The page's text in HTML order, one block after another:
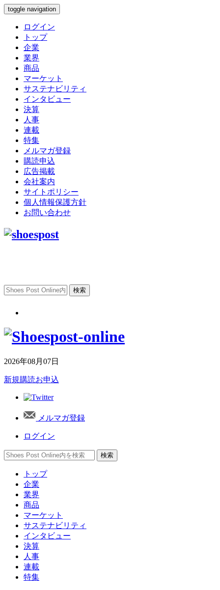
toggle navigation
ログイン
トップ
企業
業界
商品
マーケット
サステナビリティ
インタビュー
決算
人事
連載
特集
メルマガ登録
購読申込
広告掲載
会社案内
サイトポリシー
個人情報保護方針
お問い合わせ
2026年08月07日
新規購読お申込
メルマガ登録
ログイン
トップ
企業
業界
商品
マーケット
サステナビリティ
インタビュー
決算
人事
連載
特集